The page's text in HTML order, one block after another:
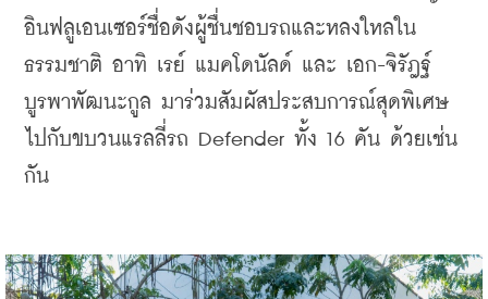
อินฟลูเอนเซอร์ชื่อดังผู้ชื่นชอบรถและหลงใหลใน
ธรรมชาติ อาทิ เรย์ แมคโดนัลด์ และ เอก-จิรัฎฐ์
บูรพาพัฒนะกูล มาร่วมสัมผัสประสบการณ์สุดพิเศษ
ไปกับขบวนแรลลี่รถ Defender ทั้ง 16 คัน ด้วยเช่น
กัน